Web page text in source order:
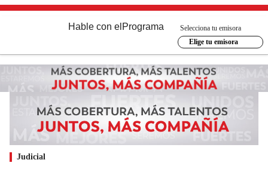
Hable con el Programa
Selecciona tu emisora
Elige tu emisora
Judicial